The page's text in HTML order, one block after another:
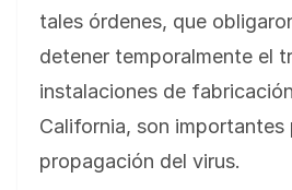
tales órdenes, que
detener temporalmente el
instalaciones de
California, son importantes
propagación del virus.